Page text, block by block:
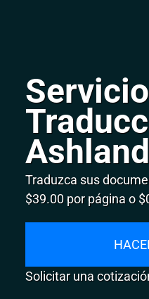
Ashland
Traduzca sus
$39.00 por página o
Solicitar una